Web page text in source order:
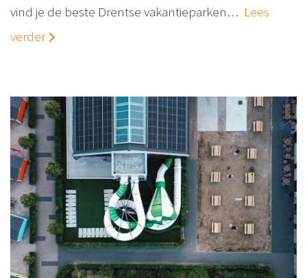
vind je de beste Drentse vakantieparken… Lees
verder